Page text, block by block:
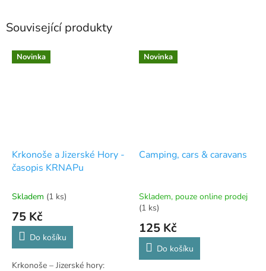
Související produkty
Novinka
Krkonoše a Jizerské Hory -
časopis KRNAPu
Skladem (1 ks)
75 Kč
Do košíku
Krkonoše – Jizerské hory:
Novinka
Camping, cars & caravans
Skladem, pouze online prodej
(1 ks)
125 Kč
Do košíku